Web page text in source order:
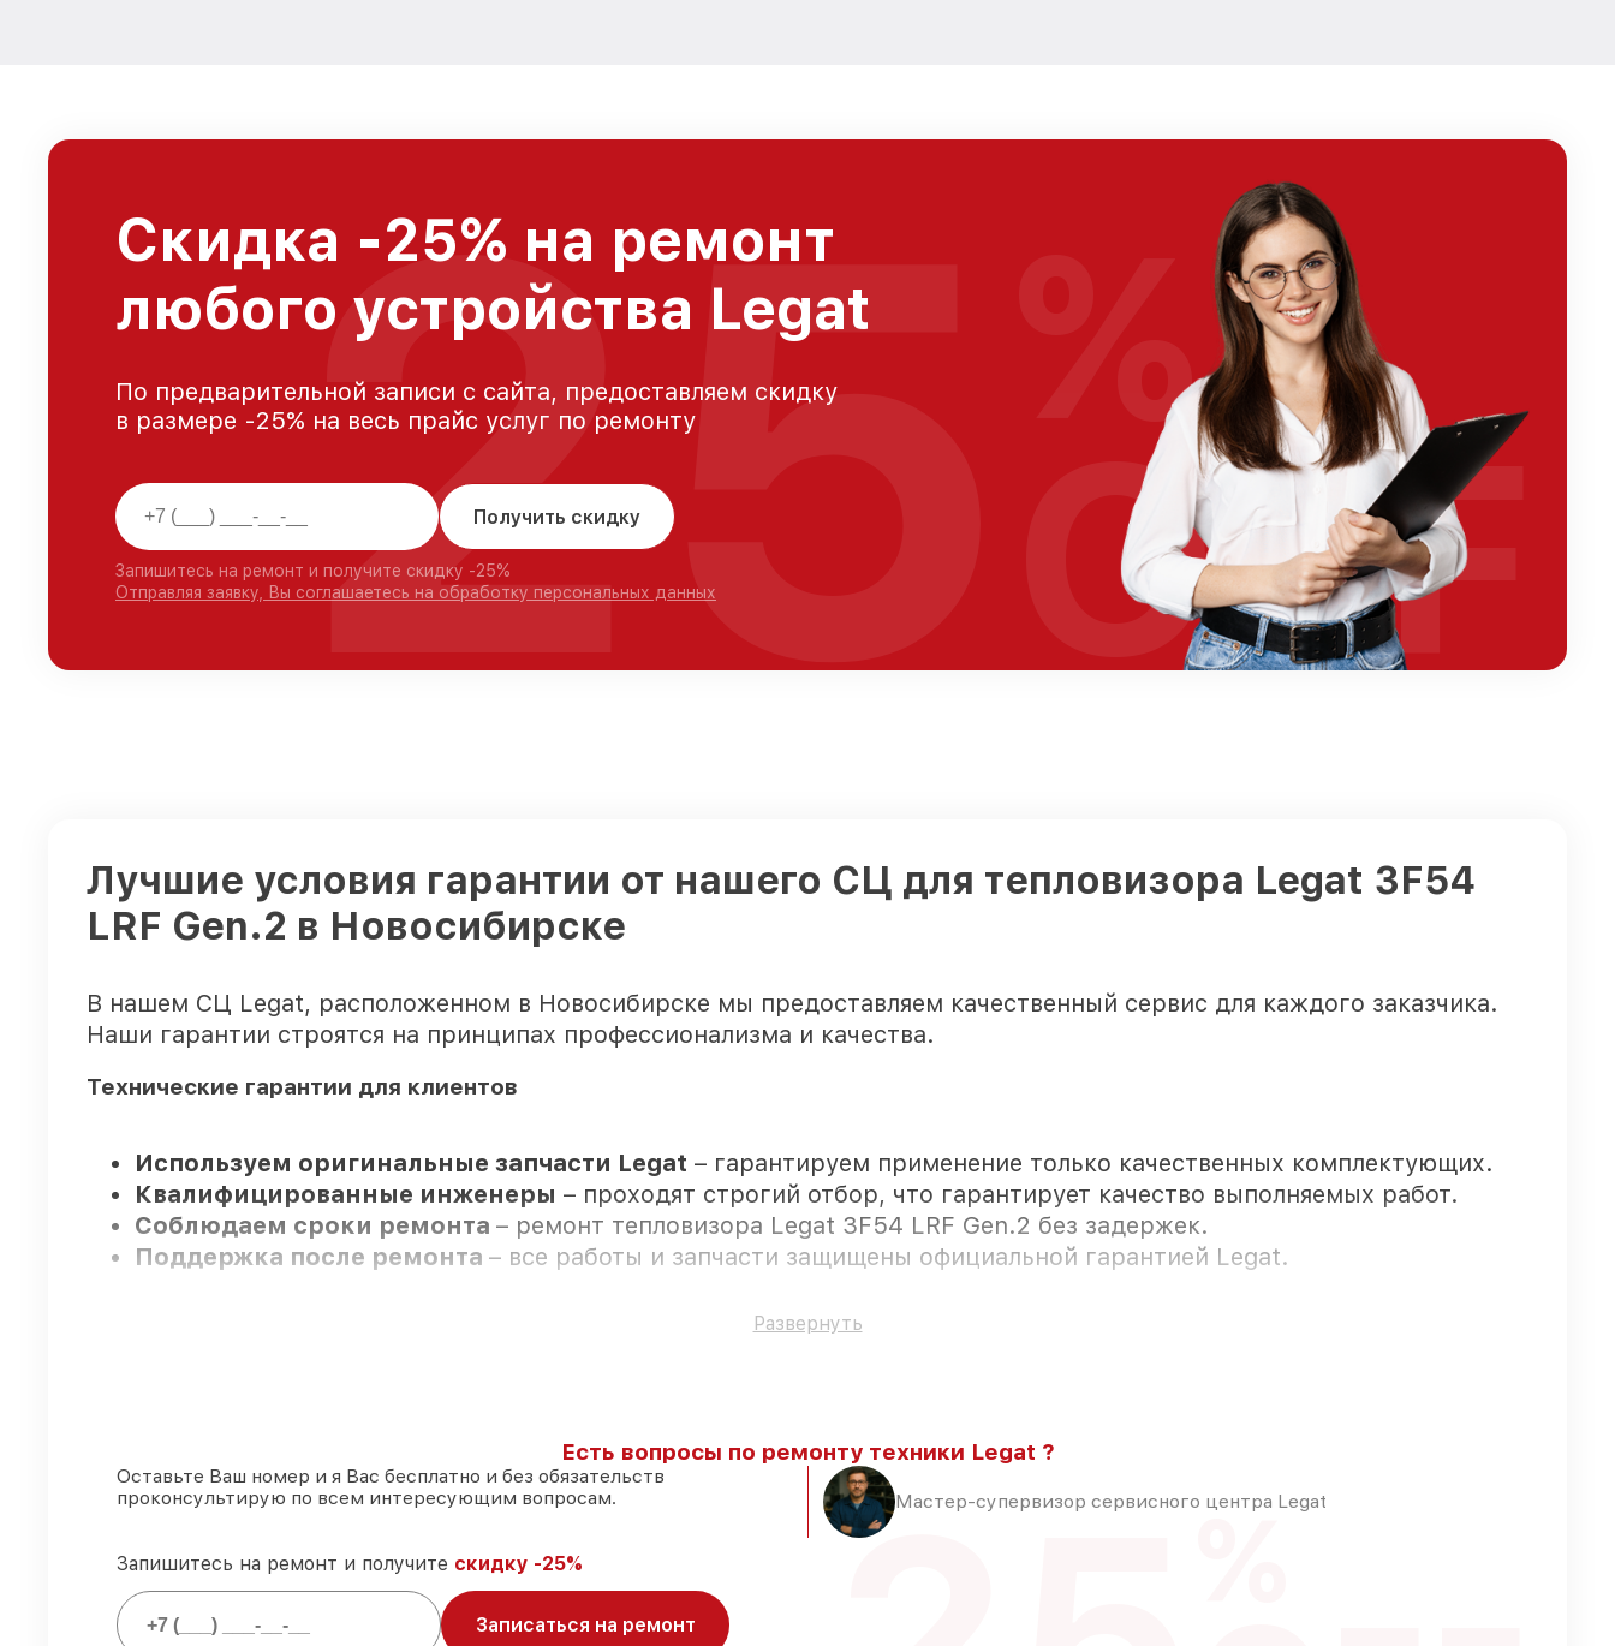
Скидка -25% на ремонт
любого устройства Legat
По предварительной записи с сайта, предоставляем скидку
в размере -25% на весь прайс услуг по ремонту
Получить скидку
Запишитесь на ремонт и получите скидку -25%
Отправляя заявку, Вы соглашаетесь на обработку персональных данных
25 %
OFF
Лучшие условия гарантии от нашего СЦ для тепловизора Legat 3F54
LRF Gen.2 в Новосибирске
В нашем СЦ Legat, расположенном в Новосибирске мы предоставляем качественный сервис для каждого заказчика.
Наши гарантии строятся на принципах профессионализма и качества.
Технические гарантии для клиентов
Используем оригинальные запчасти Legat – гарантируем применение только качественных комплектующих.
Квалифицированные инженеры – проходят строгий отбор, что гарантирует качество выполняемых работ.
Соблюдаем сроки ремонта – ремонт тепловизора Legat 3F54 LRF Gen.2 без задержек.
Поддержка после ремонта – все работы и запчасти защищены официальной гарантией Legat.
комплектующих Legat готовы к установке в Новосибирске, остальные доступны для срочного заказа
Подлинные запчасти Legat и надёжные аналоги– для разного бюджета
85%работ занимают до 2 часов, после приёма тепловизора
Развернуть
Есть вопросы по ремонту техники Legat ?
Оставьте Ваш номер и я Вас бесплатно и без обязательств
проконсультирую по всем интересующим вопросам.
Мастер-супервизор сервисного центра Legat
Запишитесь на ремонт и получите скидку -25%
Записаться на ремонт